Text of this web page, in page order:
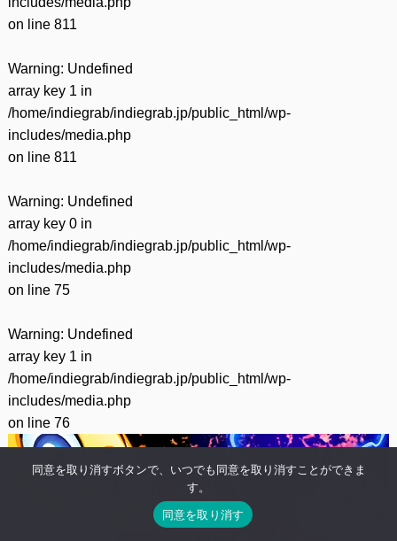
on line 811
Warning: Undefined
array key 1 in
/home/indiegrab/indiegrab.jp/public_html/wp-
includes/media.php
on line 811
Warning: Undefined
array key 0 in
/home/indiegrab/indiegrab.jp/public_html/wp-
includes/media.php
on line 75
Warning: Undefined
array key 1 in
/home/indiegrab/indiegrab.jp/public_html/wp-
includes/media.php
on line 76
同意を取り消すボタンで、いつでも同意を取り消すことができま
す。
同意を取り消す